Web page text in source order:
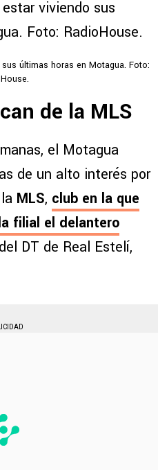
últimas horas en Motagua. Foto:
de la MLS
el Motagua
de un alto interés por
MLS, club en la que
filial el delantero
DT de Real Estelí,